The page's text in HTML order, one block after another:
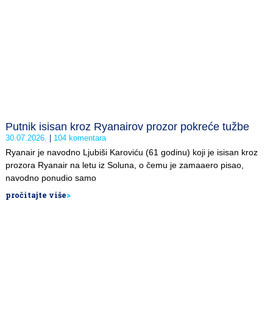
Putnik isisan kroz Ryanairov prozor pokreće tužbe
30.07.2026. 104 komentara
Ryanair je navodno Ljubiši Karoviću (61 godinu) koji je isisan kroz
prozora Ryanair na letu iz Soluna, o čemu je zamaaero pisao,
navodno ponudio samo
pročitajte više>